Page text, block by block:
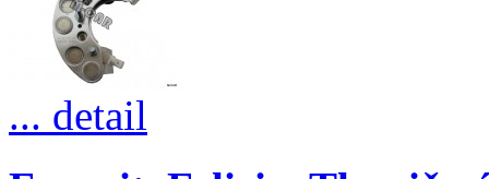
... detail